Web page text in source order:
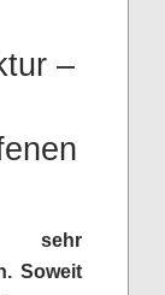
–
sehr
Soweit